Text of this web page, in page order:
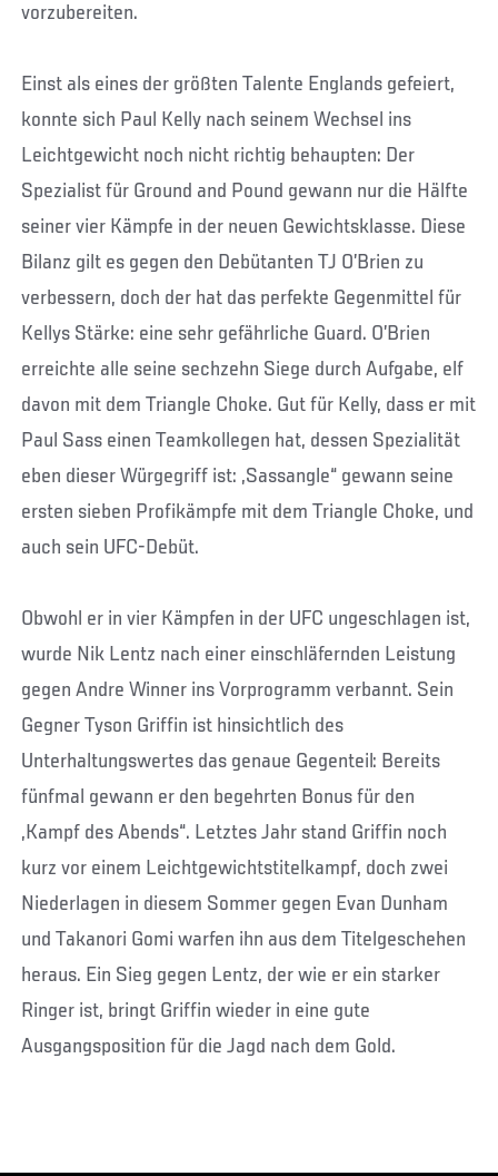
vorzubereiten.
Einst als eines der größten Talente Englands gefeiert,
konnte sich Paul Kelly nach seinem Wechsel ins
Leichtgewicht noch nicht richtig behaupten: Der
Spezialist für Ground and Pound gewann nur die Hälfte
seiner vier Kämpfe in der neuen Gewichtsklasse. Diese
Bilanz gilt es gegen den Debütanten TJ O’Brien zu
verbessern, doch der hat das perfekte Gegenmittel für
Kellys Stärke: eine sehr gefährliche Guard. O’Brien
erreichte alle seine sechzehn Siege durch Aufgabe, elf
davon mit dem Triangle Choke. Gut für Kelly, dass er mit
Paul Sass einen Teamkollegen hat, dessen Spezialität
eben dieser Würgegriff ist: „Sassangle“ gewann seine
ersten sieben Profikämpfe mit dem Triangle Choke, und
auch sein UFC-Debüt.
Obwohl er in vier Kämpfen in der UFC ungeschlagen ist,
wurde Nik Lentz nach einer einschläfernden Leistung
gegen Andre Winner ins Vorprogramm verbannt. Sein
Gegner Tyson Griffin ist hinsichtlich des
Unterhaltungswertes das genaue Gegenteil: Bereits
fünfmal gewann er den begehrten Bonus für den
„Kampf des Abends“. Letztes Jahr stand Griffin noch
kurz vor einem Leichtgewichtstitelkampf, doch zwei
Niederlagen in diesem Sommer gegen Evan Dunham
und Takanori Gomi warfen ihn aus dem Titelgeschehen
heraus. Ein Sieg gegen Lentz, der wie er ein starker
Ringer ist, bringt Griffin wieder in eine gute
Ausgangsposition für die Jagd nach dem Gold.